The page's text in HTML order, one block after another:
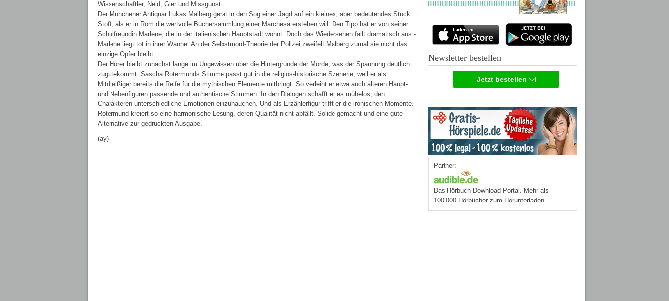
Wissenschaftler, Neid, Gier und Missgunst.
Der Münchener Antiquar Lukas Malberg gerät in den Sog einer Jagd auf ein kleines, aber bedeutendes Stück
Stoff, als er in Rom die wertvolle Büchersammlung einer Marchesa erstehen will. Den Tipp hat er von seiner
Schulfreundin Marlene, die in der italienischen Hauptstadt wohnt. Doch das Wiedersehen fällt dramatisch aus -
Marlene liegt tot in ihrer Wanne. An der Selbstmord-Theorie der Polizei zweifelt Malberg zumal sie nicht das
einzige Opfer bleibt.
Der Hörer bleibt zunächst lange im Ungewissen über die Hintergründe der Morde, was der Spannung deutlich
zugutekommt. Sascha Rotermunds Stimme passt gut in die religiös-historische Szenerie, weil er als
Mitdreißiger bereits die Reife für die mythischen Elemente mitbringt. So verleiht er etwa auch älteren Haupt-
und Nebenfiguren passende und authentische Stimmen. In den Dialogen schafft er es mühelos, den
Charakteren unterschiedliche Emotionen einzuhauchen. Und als Erzählerfigur trifft er die ironischen Momente.
Rotermund kreiert so eine harmonische Lesung, deren Qualität nicht abfällt. Solide gemacht und eine gute
Alternative zur gedruckten Ausgabe.
(ay)
Newsletter bestellen
Jetzt bestellen
Partner:
Das Hörbuch Download Portal. Mehr als
100.000 Hörbücher zum Herunterladen.